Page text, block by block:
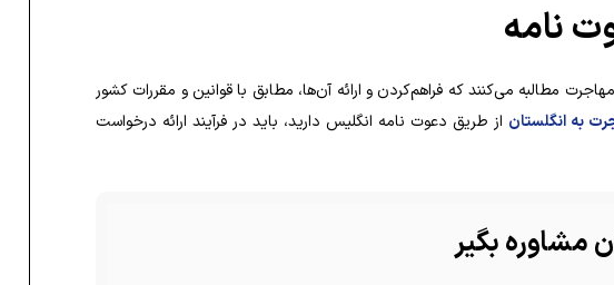
نامه
مطالبه می‌کنند که فراهم‌کردن و ارائه آن‌ها، مطابق با قوانین و مقررات کشور
به انگلستان از طریق دعوت‌ نامه انگلیس دارید، باید در فرآیند ارائه درخواست
مشاوره بگیر